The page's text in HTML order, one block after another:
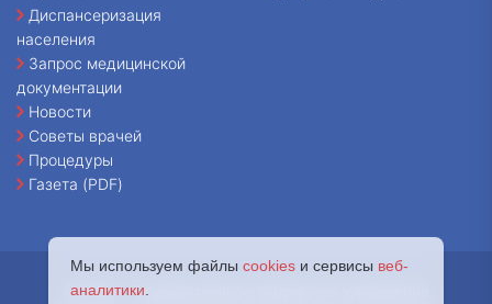
Диспансеризация
населения
Запрос медицинской
документации
Новости
Советы врачей
Процедуры
Газета (PDF)
© 2026 - Государственное бюджетное учреждение
Мы используем файлы cookies и сервисы веб-
аналитики